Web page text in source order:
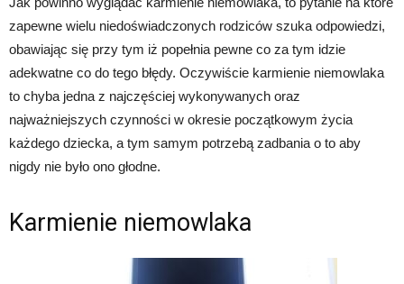
zapewne wielu niedoświadczonych rodziców szuka odpowiedzi,
obawiając się przy tym iż popełnia pewne co za tym idzie
adekwatne co do tego błędy. Oczywiście karmienie niemowlaka
to chyba jedna z najczęściej wykonywanych oraz
najważniejszych czynności w okresie początkowym życia
każdego dziecka, a tym samym potrzebą zadbania o to aby
nigdy nie było ono głodne.
Karmienie niemowlaka